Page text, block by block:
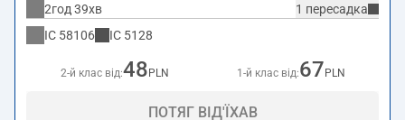
1 пересадка
2год 39хв
IC 58106 IC 5128
2-й клас від:48 PLN 1-й клас від:67 PLN
ПОТЯГ ВІД'ЇХАВ